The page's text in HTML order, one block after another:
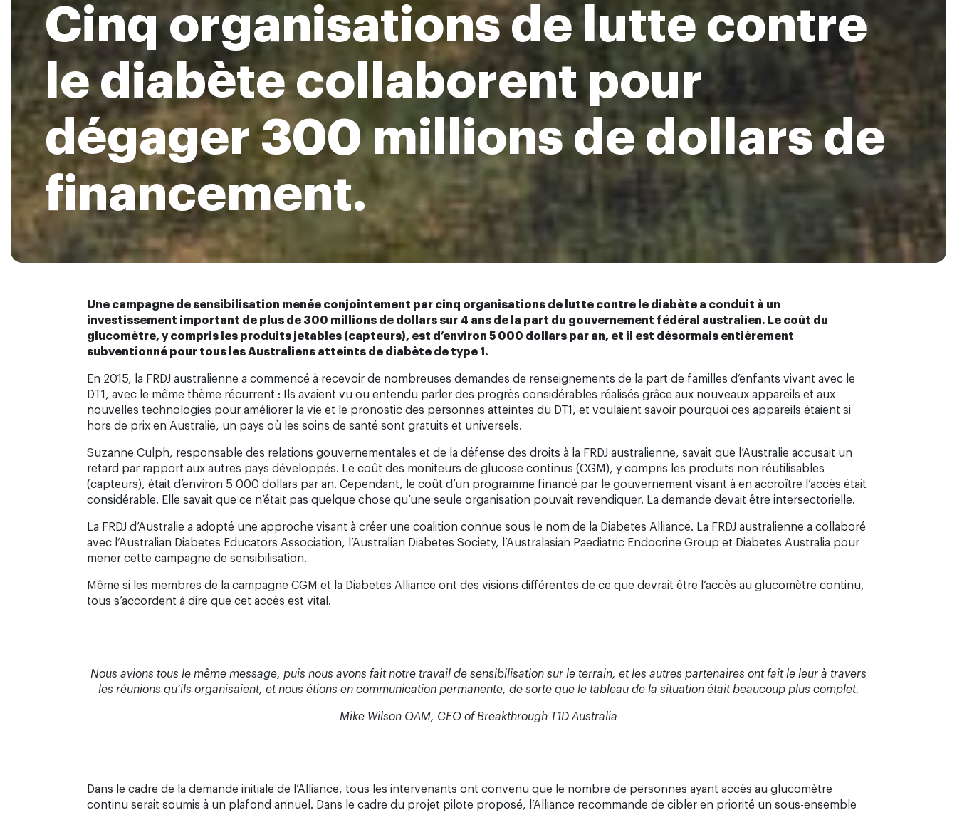
Cinq organisations de lutte contre
le diabète collaborent pour
dégager 300 millions de dollars de
financement.
Une campagne de sensibilisation menée conjointement par cinq organisations de lutte contre le diabète a conduit à un
investissement important de plus de 300 millions de dollars sur 4 ans de la part du gouvernement fédéral australien. Le coût du
glucomètre, y compris les produits jetables (capteurs), est d’environ 5 000 dollars par an, et il est désormais entièrement
subventionné pour tous les Australiens atteints de diabète de type 1.
En 2015, la FRDJ australienne a commencé à recevoir de nombreuses demandes de renseignements de la part de familles d’enfants vivant avec le
DT1, avec le même thème récurrent : Ils avaient vu ou entendu parler des progrès considérables réalisés grâce aux nouveaux appareils et aux
nouvelles technologies pour améliorer la vie et le pronostic des personnes atteintes du DT1, et voulaient savoir pourquoi ces appareils étaient si
hors de prix en Australie, un pays où les soins de santé sont gratuits et universels.
Suzanne Culph, responsable des relations gouvernementales et de la défense des droits à la FRDJ australienne, savait que l’Australie accusait un
retard par rapport aux autres pays développés. Le coût des moniteurs de glucose continus (CGM), y compris les produits non réutilisables
(capteurs), était d’environ 5 000 dollars par an. Cependant, le coût d’un programme financé par le gouvernement visant à en accroître l’accès était
considérable. Elle savait que ce n’était pas quelque chose qu’une seule organisation pouvait revendiquer. La demande devait être intersectorielle.
La FRDJ d’Australie a adopté une approche visant à créer une coalition connue sous le nom de la Diabetes Alliance. La FRDJ australienne a collaboré
avec l’Australian Diabetes Educators Association, l’Australian Diabetes Society, l’Australasian Paediatric Endocrine Group et Diabetes Australia pour
mener cette campagne de sensibilisation.
Même si les membres de la campagne CGM et la Diabetes Alliance ont des visions différentes de ce que devrait être l’accès au glucomètre continu,
tous s’accordent à dire que cet accès est vital.
Nous avions tous le même message, puis nous avons fait notre travail de sensibilisation sur le terrain, et les autres partenaires ont fait le leur à travers
les réunions qu’ils organisaient, et nous étions en communication permanente, de sorte que le tableau de la situation était beaucoup plus complet.
Mike Wilson OAM, CEO of Breakthrough T1D Australia
Dans le cadre de la demande initiale de l’Alliance, tous les intervenants ont convenu que le nombre de personnes ayant accès au glucomètre
continu serait soumis à un plafond annuel. Dans le cadre du projet pilote proposé, l’Alliance recommande de cibler en priorité un sous-ensemble